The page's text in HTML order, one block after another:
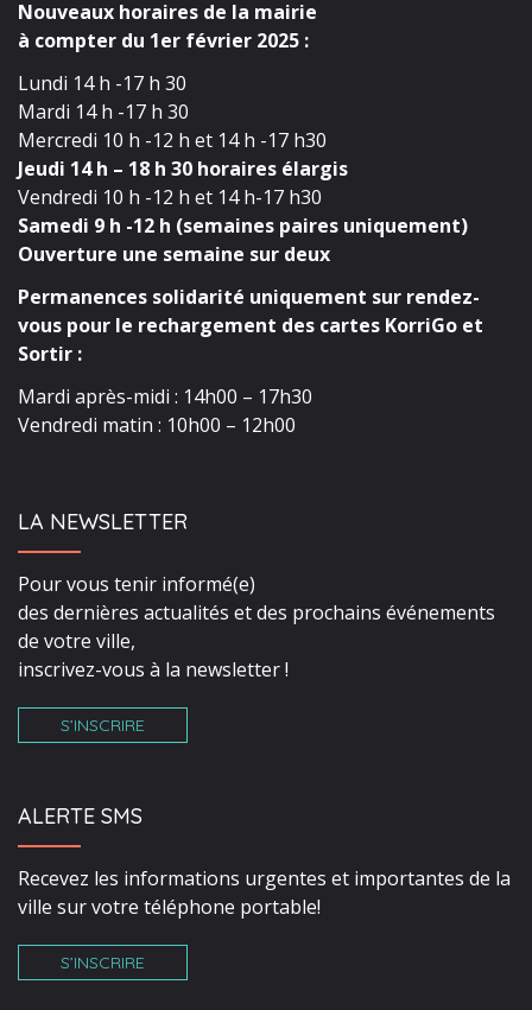
Nouveaux horaires de la mairie
à compter du 1er février 2025 :
Lundi 14 h -17 h 30
Mardi 14 h -17 h 30
Mercredi 10 h -12 h et 14 h -17 h30
Jeudi 14 h – 18 h 30 horaires élargis
Vendredi 10 h -12 h et 14 h-17 h30
Samedi 9 h -12 h (semaines paires uniquement)
Ouverture une semaine sur deux
Permanences solidarité uniquement sur rendez-
vous pour le rechargement des cartes KorriGo et
Sortir :
Mardi après-midi : 14h00 – 17h30
Vendredi matin : 10h00 – 12h00
LA NEWSLETTER
Pour vous tenir informé(e)
des dernières actualités et des prochains événements
de votre ville,
inscrivez-vous à la newsletter !
S’INSCRIRE
ALERTE SMS
Recevez les informations urgentes et importantes de la
ville sur votre téléphone portable!
S’INSCRIRE